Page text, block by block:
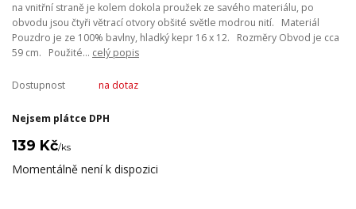
na vnitřní straně je kolem dokola proužek ze savého materiálu, po
obvodu jsou čtyři větrací otvory obšité světle modrou nití. Materiál
Pouzdro je ze 100% bavlny, hladký kepr 16 x 12. Rozměry Obvod je cca
59 cm. Použité... celý popis
Dostupnost na dotaz
Nejsem plátce DPH
139 Kč/ks
Momentálně není k dispozici